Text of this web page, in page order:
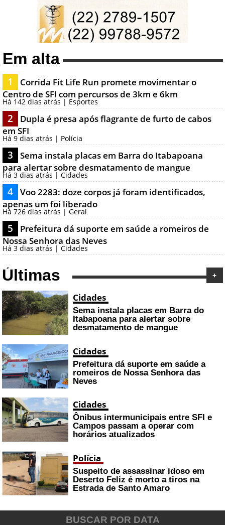
Em alta
1
Corrida Fit Life Run promete movimentar o
Centro de SFI com percursos de 3km e 6km
Há 142 dias atrás | Esportes
2
Dupla é presa após flagrante de furto de cabos
em SFI
Há 9 dias atrás | Polícia
3
Sema instala placas em Barra do Itabapoana
para alertar sobre desmatamento de mangue
Há 3 dias atrás | Cidades
4
Voo 2283: doze corpos já foram identificados,
apenas um foi liberado
Há 726 dias atrás | Geral
5
Prefeitura dá suporte em saúde a romeiros de
Nossa Senhora das Neves
Há 3 dias atrás | Cidades
Últimas +
Cidades
Sema instala placas em Barra do
Itabapoana para alertar sobre
desmatamento de mangue
Cidades
Prefeitura dá suporte em saúde a
romeiros de Nossa Senhora das
Neves
Cidades
Ônibus intermunicipais entre SFI e
Campos passam a operar com
horários atualizados
Polícia
Suspeito de assassinar idoso em
Deserto Feliz é morto a tiros na
Estrada de Santo Amaro
BUSCAR POR DATA